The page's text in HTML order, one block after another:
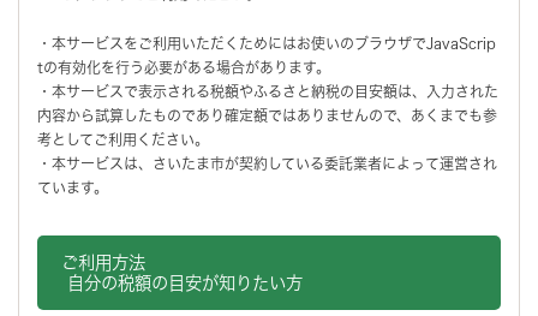
・本サービスをご利用いただくためにはお使いのブラウザでJavaScrip
tの有効化を行う必要がある場合があります。
・本サービスで表示される税額やふるさと納税の目安額は、入力された
内容から試算したものであり確定額ではありませんので、あくまでも参
考としてご利用ください。
・本サービスは、さいたま市が契約している委託業者によって運営され
ています。
ご利用方法
自分の税額の目安が知りたい方